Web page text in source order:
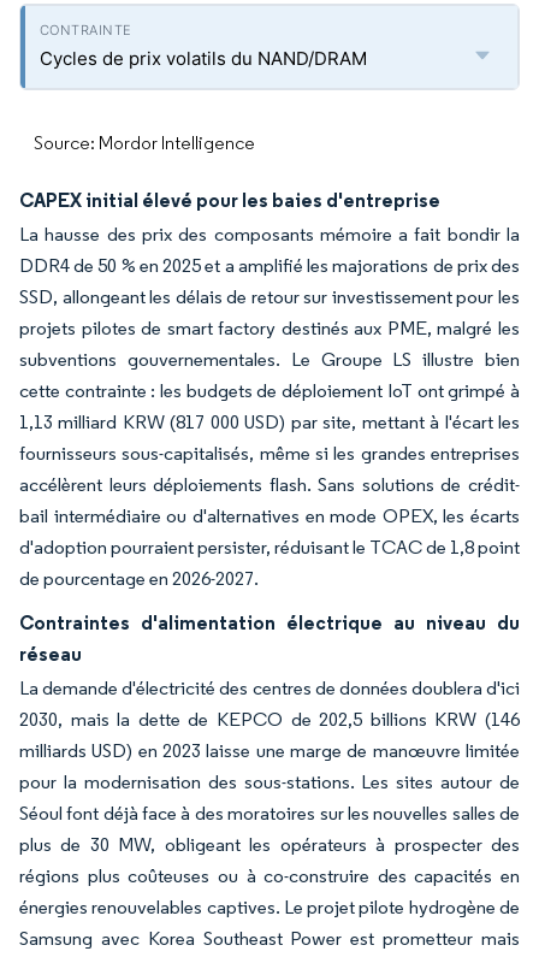
Cycles de prix volatils du NAND/DRAM
Source: Mordor Intelligence
CAPEX initial élevé pour les baies d'entreprise
La hausse des prix des composants mémoire a fait bondir la
DDR4 de 50 % en 2025 et a amplifié les majorations de prix des
SSD, allongeant les délais de retour sur investissement pour les
projets pilotes de smart factory destinés aux PME, malgré les
subventions gouvernementales. Le Groupe LS illustre bien
cette contrainte : les budgets de déploiement IoT ont grimpé à
1,13 milliard KRW (817 000 USD) par site, mettant à l'écart les
fournisseurs sous-capitalisés, même si les grandes entreprises
accélèrent leurs déploiements flash. Sans solutions de crédit-
bail intermédiaire ou d'alternatives en mode OPEX, les écarts
d'adoption pourraient persister, réduisant le TCAC de 1,8 point
de pourcentage en 2026-2027.
Contraintes d'alimentation électrique au niveau du
réseau
La demande d'électricité des centres de données doublera d'ici
2030, mais la dette de KEPCO de 202,5 billions KRW (146
milliards USD) en 2023 laisse une marge de manœuvre limitée
pour la modernisation des sous-stations. Les sites autour de
Séoul font déjà face à des moratoires sur les nouvelles salles de
plus de 30 MW, obligeant les opérateurs à prospecter des
régions plus coûteuses ou à co-construire des capacités en
énergies renouvelables captives. Le projet pilote hydrogène de
Samsung avec Korea Southeast Power est prometteur mais